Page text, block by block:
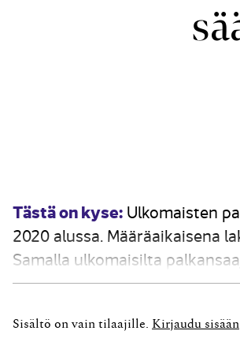
Tästä on kyse: Ulkomaisten
2020 alussa. Määräaikaisena
Samalla ulkomaisilta
Uutta lähdeveroprosenttia
Sisältö on vain tilaajille. Kirjaudu sisään